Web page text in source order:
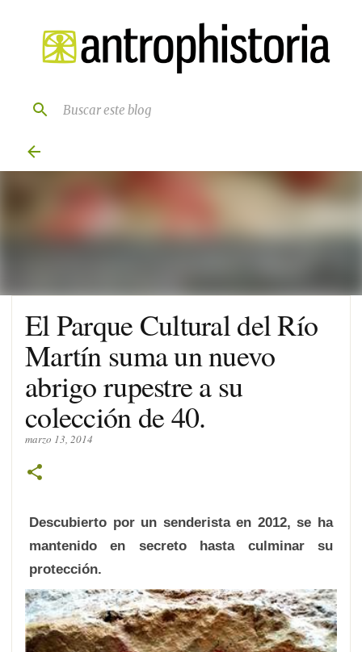
Ir al contenido principal
El Parque Cultural del Río
Martín suma un nuevo
abrigo rupestre a su
colección de 40.
marzo 13, 2014
Descubierto por un senderista en 2012, se ha
mantenido en secreto hasta culminar su
protección.